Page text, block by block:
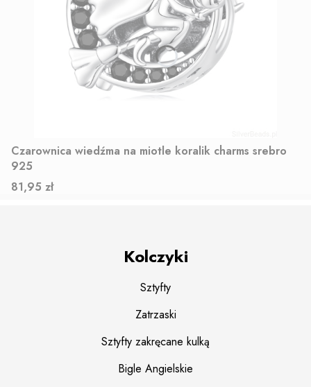
Czarownica wiedźma na miotle koralik charms srebro
925
Cena
81,95 zł
Kolczyki
Sztyfty
Zatrzaski
Sztyfty zakręcane kulką
Bigle Angielskie